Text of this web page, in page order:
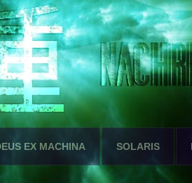
EX MACHINA SOLARIS